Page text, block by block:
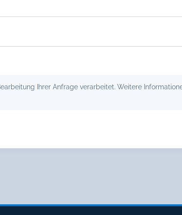
Ihrer Anfrage verarbeitet. Weitere